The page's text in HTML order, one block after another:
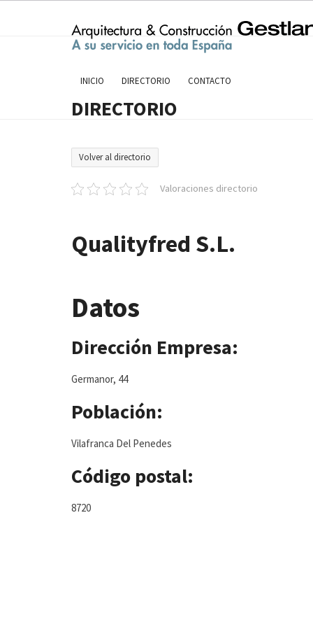
INICIO DIRECTORIO CONTACTO
DIRECTORIO
Volver al directorio
Valoraciones directorio
Qualityfred S.L.
Datos
Dirección Empresa:
Germanor, 44
Población:
Vilafranca Del Penedes
Código postal:
8720